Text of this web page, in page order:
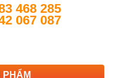
468 285
067 087